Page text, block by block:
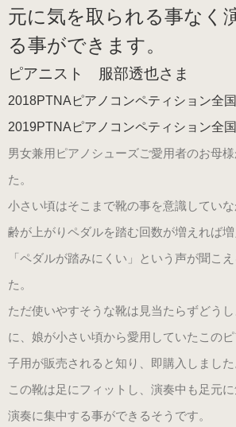
シルバー
数量限定商品（22.0～25.0cm）
ブラック・エナメル
プラチナゴールド 数量限定モデル
（22.0～25.5cm）
オーロラブラック婦人用
元に気を取られる事なく
る事ができます。
ピアニスト 服部透也さま
2018PTNAピアノコンペティション全
2019PTNAピアノコンペティション全
男女兼用ピアノシューズご愛用者のお母
た。
小さい頃はそこまで靴の事を意識してい
齢が上がりペダルを踏む回数が増えれば
「ペダルが踏みにくい」という声が聞こ
た。
ただ使いやすそうな靴は見当たらずどう
に、娘が小さい頃から愛用していたこの
子用が販売されると知り、即購入しました
この靴は足にフィットし、演奏中も足元
演奏に集中する事ができるそうです。